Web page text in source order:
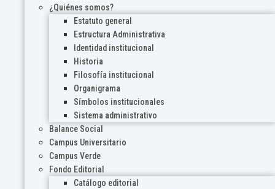
¿Quiénes somos?
Estatuto general
Estructura Administrativa
Identidad institucional
Historia
Filosofía institucional
Organigrama
Símbolos institucionales
Sistema administrativo
Balance Social
Campus Universitario
Campus Verde
Fondo Editorial
Catálogo editorial